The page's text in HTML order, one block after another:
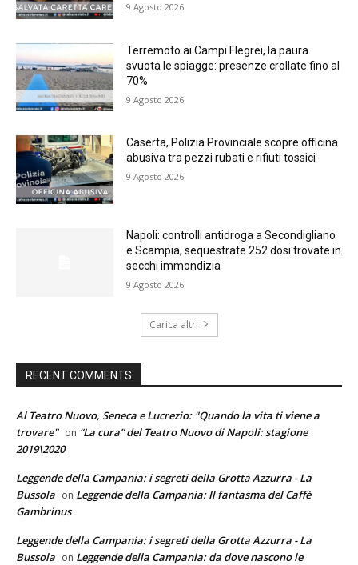
9 Agosto 2026
Terremoto ai Campi Flegrei, la paura
svuota le spiagge: presenze crollate fino al
70%
9 Agosto 2026
Caserta, Polizia Provinciale scopre officina
abusiva tra pezzi rubati e rifiuti tossici
9 Agosto 2026
Napoli: controlli antidroga a Secondigliano
e Scampia, sequestrate 252 dosi trovate in
secchi immondizia
9 Agosto 2026
Carica altri
RECENT COMMENTS
Al Teatro Nuovo, Seneca e Lucrezio: "Quando la vita ti viene a
trovare" on “La cura” del Teatro Nuovo di Napoli: stagione
2019\2020
Leggende della Campania: i segreti della Grotta Azzurra - La
Bussola on Leggende della Campania: Il fantasma del Caffè
Gambrinus
Leggende della Campania: i segreti della Grotta Azzurra - La
Bussola on Leggende della Campania: da dove nascono le